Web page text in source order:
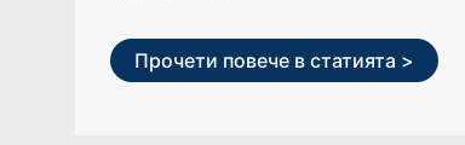
Прочети повече в статията >